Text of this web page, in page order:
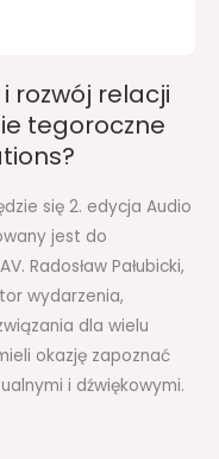
rozwój relacji
tegoroczne
się 2. edycja Audio
jest do
Radosław Pałubicki,
wydarzenia,
dla wielu
okazję zapoznać
i dźwiękowymi.